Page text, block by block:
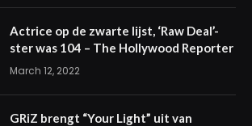
Actrice op de zwarte lijst, ‘Raw Deal’-
ster was 104 – The Hollywood Reporter
March 12, 2022
GRiZ brengt “Your Light” uit van